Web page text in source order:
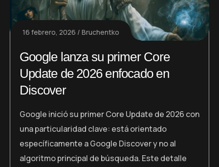
16 febrero, 2026 Bruchentko
Google lanza su primer Core
Update de 2026 enfocado en
Discover
Google inició su primer Core Update de 2026 con
una particularidad clave: está orientado
específicamente a Google Discover y no al
algoritmo principal de búsqueda. Este detalle